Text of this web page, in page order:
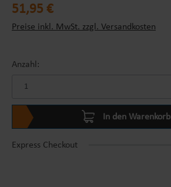
Regulärer Preis:
51,95 €
Preise inkl. MwSt. zzgl. Versandkosten
Anzahl:
In den Warenkorb
Express Checkout